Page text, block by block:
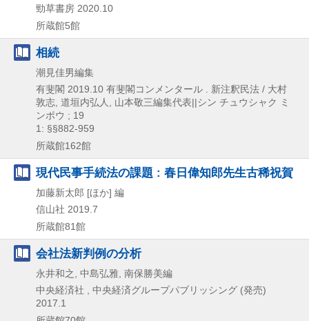
勁草書房 2020.10
所蔵館5館
相続
潮見佳男編集
有斐閣 2019.10 有斐閣コンメンタール . 新注釈民法 / 大村
敦志, 道垣内弘人,
山本敬三編集代表||シン チュウシャク ミ
ンポウ ; 19
1: §§882-959
所蔵館162館
現代民事手続法の課題 : 春日偉知郎先生古稀祝賀
加藤新太郎 [ほか] 編
信山社 2019.7
所蔵館81館
会社法新判例の分析
永井和之, 中島弘雅, 南保勝美編
中央経済社 , 中央経済グループパブリッシング (発売)
2017.1